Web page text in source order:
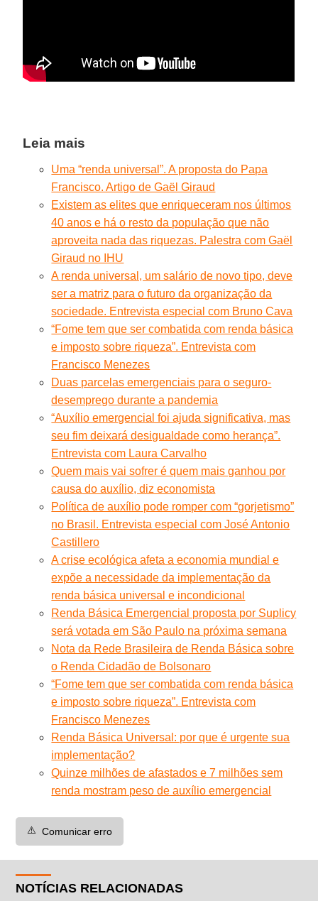
Leia mais
Uma “renda universal”. A proposta do Papa
Francisco. Artigo de Gaël Giraud
Existem as elites que enriqueceram nos últimos
40 anos e há o resto da população que não
aproveita nada das riquezas. Palestra com Gaël
Giraud no IHU
A renda universal, um salário de novo tipo, deve
ser a matriz para o futuro da organização da
sociedade. Entrevista especial com Bruno Cava
“Fome tem que ser combatida com renda básica
e imposto sobre riqueza”. Entrevista com
Francisco Menezes
Duas parcelas emergenciais para o seguro-
desemprego durante a pandemia
“Auxílio emergencial foi ajuda significativa, mas
seu fim deixará desigualdade como herança”.
Entrevista com Laura Carvalho
Quem mais vai sofrer é quem mais ganhou por
causa do auxílio, diz economista
Política de auxílio pode romper com “gorjetismo”
no Brasil. Entrevista especial com José Antonio
Castillero
A crise ecológica afeta a economia mundial e
expõe a necessidade da implementação da
renda básica universal e incondicional
Renda Básica Emergencial proposta por Suplicy
será votada em São Paulo na próxima semana
Nota da Rede Brasileira de Renda Básica sobre
o Renda Cidadão de Bolsonaro
“Fome tem que ser combatida com renda básica
e imposto sobre riqueza”. Entrevista com
Francisco Menezes
Renda Básica Universal: por que é urgente sua
implementação?
Quinze milhões de afastados e 7 milhões sem
renda mostram peso de auxílio emergencial
⚠️ Comunicar erro
NOTÍCIAS RELACIONADAS